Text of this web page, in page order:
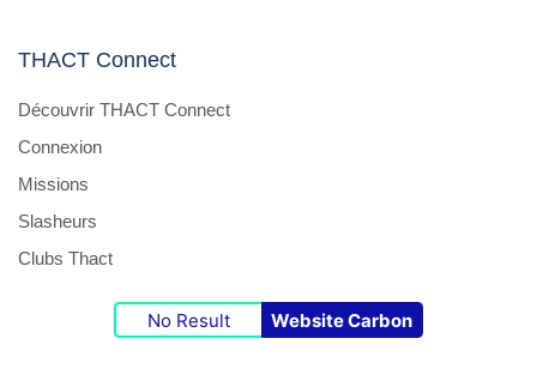
THACT Connect
Découvrir THACT Connect
Connexion
Missions
Slasheurs
Clubs Thact
No Result Website Carbon